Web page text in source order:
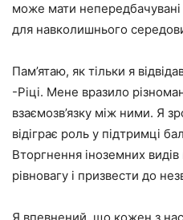
може мати непередбачувані
для навколишнього
Пам’ятаю, як тільки я
-Ріці. Мене вразило
взаємозв’язку між ними. Я
відіграє роль у підтримці
Вторгнення іноземних
рівновагу і призвести до